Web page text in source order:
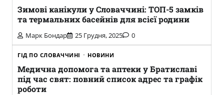
Зимові канікули у Словаччині: ТОП-5 замків
та термальних басейнів для всієї родини
Марк Бондар 25 Грудня, 2025 0
ГІД ПО СЛОВАЧЧИНІ НОВИНИ
Медична допомога та аптеки у Братиславі
під час свят: повний список адрес та графік
роботи